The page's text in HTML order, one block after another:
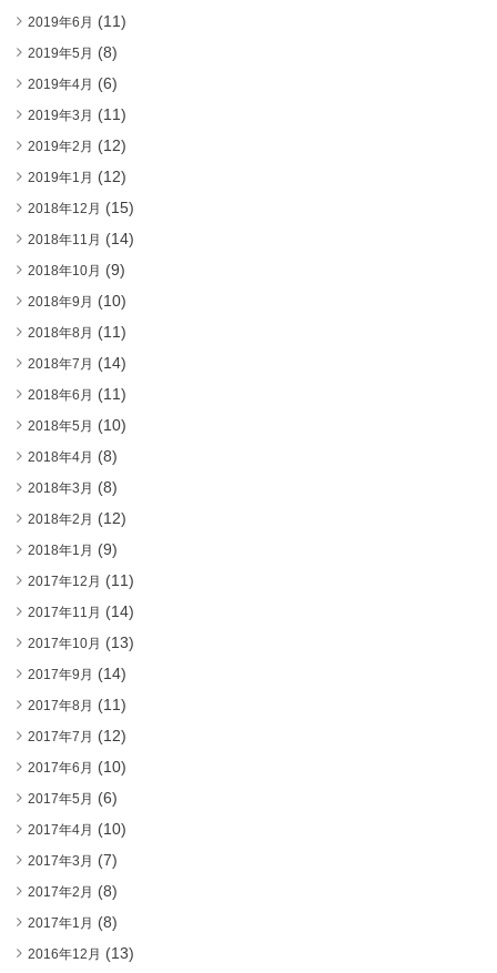
2019年6月 (11)
2019年5月 (8)
2019年4月 (6)
2019年3月 (11)
2019年2月 (12)
2019年1月 (12)
2018年12月 (15)
2018年11月 (14)
2018年10月 (9)
2018年9月 (10)
2018年8月 (11)
2018年7月 (14)
2018年6月 (11)
2018年5月 (10)
2018年4月 (8)
2018年3月 (8)
2018年2月 (12)
2018年1月 (9)
2017年12月 (11)
2017年11月 (14)
2017年10月 (13)
2017年9月 (14)
2017年8月 (11)
2017年7月 (12)
2017年6月 (10)
2017年5月 (6)
2017年4月 (10)
2017年3月 (7)
2017年2月 (8)
2017年1月 (8)
2016年12月 (13)